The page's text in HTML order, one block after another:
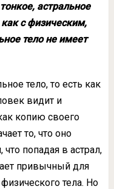
астральное
с физическим,
тело не имеет
тело, то есть как
видит и
копию своего
то, что оно
попадая в астрал,
привычный для
тела. Но